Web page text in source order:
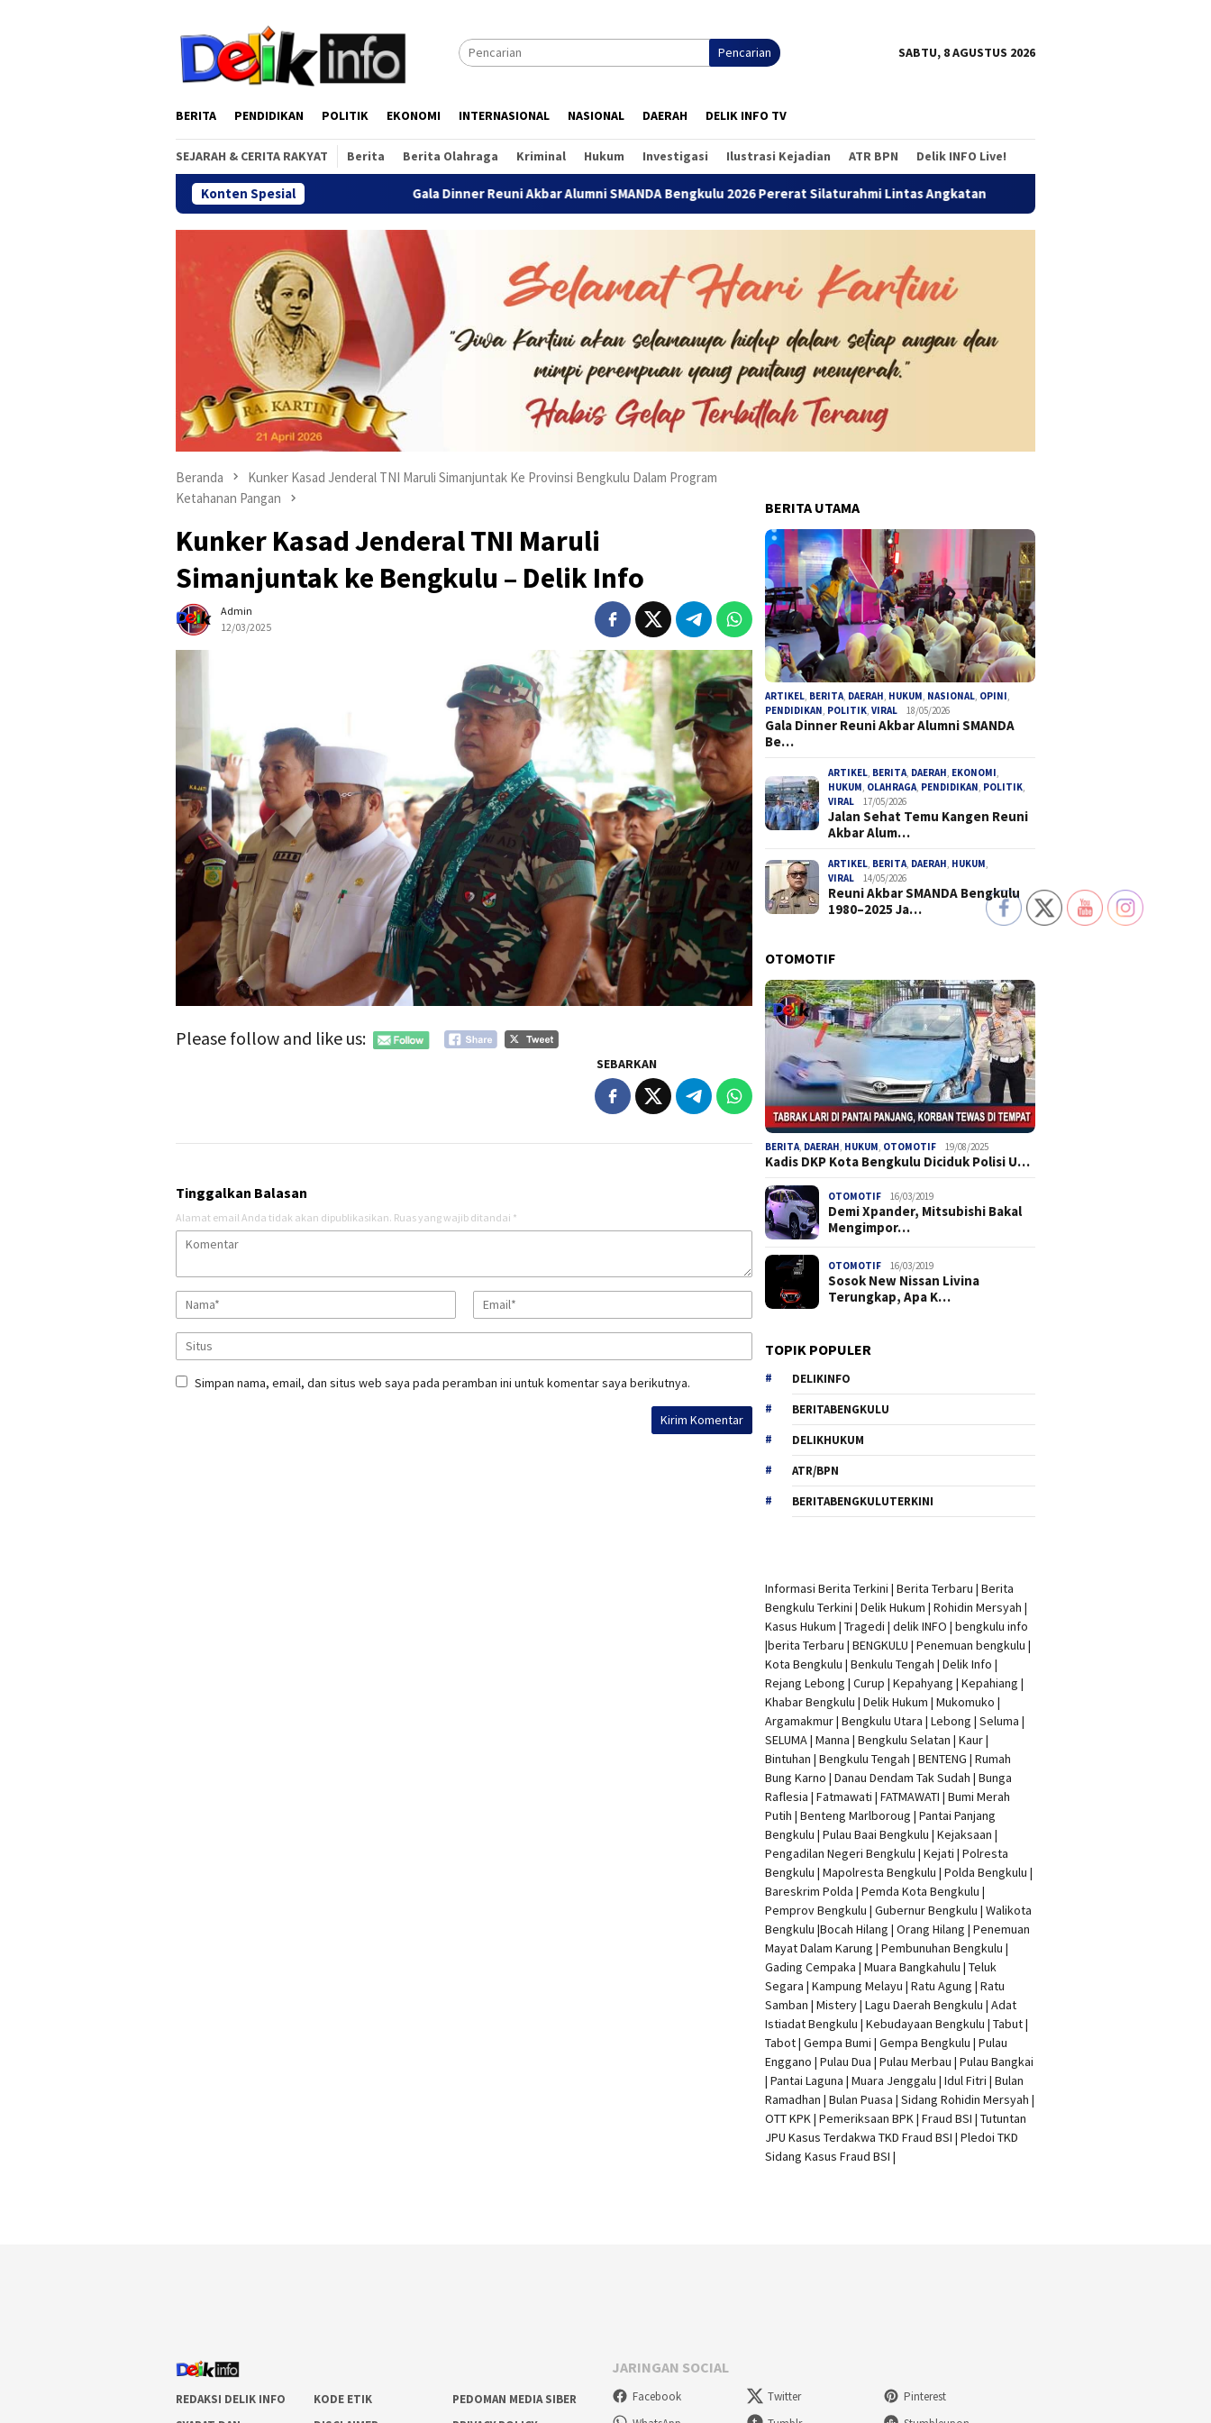
Pencarian SABTU, 8 AGUSTUS 2026
BERITA PENDIDIKAN POLITIK EKONOMI INTERNASIONAL NASIONAL DAERAH DELIK INFO TV
SEJARAH & CERITA RAKYAT Berita Berita Olahraga Kriminal Hukum Investigasi Ilustrasi Kejadian ATR BPN Delik INFO Live!
Konten Spesial Gala Dinner Reuni Akbar Alumni SMANDA Bengkulu 2026 Pererat Silaturahmi Lintas Angkatan Jalan Sehat Temu Kangen Reuni Akbar
Beranda
Kunker Kasad Jenderal TNI Maruli Simanjuntak Ke Provinsi Bengkulu Dalam Program
Ketahanan Pangan
Kunker Kasad Jenderal TNI Maruli
Simanjuntak ke Bengkulu – Delik Info
Admin
12/03/2025
Please follow and like us:
SEBARKAN
Tinggalkan Balasan
Alamat email Anda tidak akan dipublikasikan. Ruas yang wajib ditandai *
Simpan nama, email, dan situs web saya pada peramban ini untuk komentar saya berikutnya.
BERITA UTAMA
ARTIKEL BERITA DAERAH HUKUM NASIONAL OPINI
PENDIDIKAN POLITIK ,VIRAL 18/05/2026
Gala Dinner Reuni Akbar Alumni SMANDA
Be…
ARTIKEL BERITA DAERAH EKONOMI
HUKUM OLAHRAGA PENDIDIKAN POLITIK
VIRAL
17/05/2026
Jalan Sehat Temu Kangen Reuni
Akbar Alum…
ARTIKEL BERITA DAERAH HUKUM
VIRAL
14/05/2026
Reuni Akbar SMANDA Bengkulu
1980–2025 Ja…
OTOMOTIF
BERITA DAERAH HUKUM OTOMOTIF 19/08/2025
Kadis DKP Kota Bengkulu Diciduk Polisi U…
OTOMOTIF 16/03/2019
Demi Xpander, Mitsubishi Bakal
Mengimpor…
OTOMOTIF 16/03/2019
Sosok New Nissan Livina
Terungkap, Apa K…
TOPIK POPULER
DELIKINFO
BERITABENGKULU
DELIKHUKUM
ATR/BPN
BERITABENGKULUTERKINI
Informasi Berita Terkini |Berita Terbaru |Berita
Bengkulu Terkini |Delik Hukum |Rohidin Mersyah |
Kasus Hukum |Tragedi | delik INFO |bengkulu info
|berita Terbaru | BENGKULU |Penemuan bengkulu |
Kota Bengkulu | Benkulu Tengah |Delik Info |
Rejang Lebong | Curup | Kepahyang | Kepahiang |
Khabar Bengkulu |Delik Hukum | Mukomuko |
Argamakmur | Bengkulu Utara | Lebong | Seluma |
SELUMA | Manna | Bengkulu Selatan | Kaur |
Bintuhan | Bengkulu Tengah | BENTENG | Rumah
Bung Karno | Danau Dendam Tak Sudah | Bunga
Raflesia | Fatmawati | FATMAWATI | Bumi Merah
Putih | Benteng Marlboroug | Pantai Panjang
Bengkulu | Pulau Baai Bengkulu | Kejaksaan |
Pengadilan Negeri Bengkulu | Kejati |Polresta
Bengkulu |Mapolresta Bengkulu | Polda Bengkulu |
Bareskrim Polda | Pemda Kota Bengkulu |
Pemprov Bengkulu |Gubernur Bengkulu | Walikota
Bengkulu |Bocah Hilang | Orang Hilang |Penemuan
Mayat Dalam Karung |Pembunuhan Bengkulu |
Gading Cempaka | Muara Bangkahulu | Teluk
Segara | Kampung Melayu | Ratu Agung | Ratu
Samban | Mistery | Lagu Daerah Bengkulu | Adat
Istiadat Bengkulu | Kebudayaan Bengkulu | Tabut |
Tabot | Gempa Bumi | Gempa Bengkulu |Pulau
Enggano | Pulau Dua | Pulau Merbau | Pulau Bangkai
| Pantai Laguna | Muara Jenggalu | Idul Fitri | Bulan
Ramadhan | Bulan Puasa |Sidang Rohidin Mersyah |
OTT KPK | Pemeriksaan BPK | Fraud BSI |Tutuntan
JPU Kasus Terdakwa TKD Fraud BSI |Pledoi TKD
Sidang Kasus Fraud BSI |
REDAKSI DELIK INFO KODE ETIK
PEDOMAN MEDIA SIBER
JARINGAN SOCIAL
Facebook Twitter
Pinterest